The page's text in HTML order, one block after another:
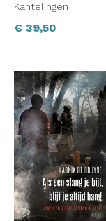
Kantelingen
€ 39,50